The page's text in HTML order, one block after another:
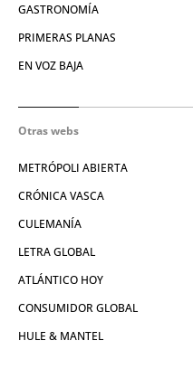
GASTRONOMÍA
PRIMERAS PLANAS
EN VOZ BAJA
Otras webs
METRÓPOLI ABIERTA
CRÓNICA VASCA
CULEMANÍA
LETRA GLOBAL
ATLÁNTICO HOY
CONSUMIDOR GLOBAL
HULE & MANTEL